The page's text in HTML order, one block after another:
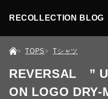
RECOLLECTION BLOG
TOPS Tシャツ
REVERSAL ”
ON LOGO DRY-